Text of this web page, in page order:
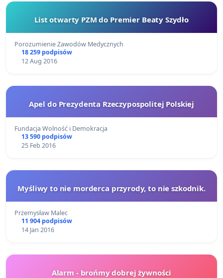
List otwarty PZM do Premier Beaty Szydło
Porozumienie Zawodów Medycznych
18 259 podpisów
12 Aug 2016
Apel do Prezydenta Rzeczypospolitej Polskiej
Fundacja Wolność i Demokracja
13 590 podpisów
25 Feb 2016
Myśliwy to nie morderca przyrody, to nie szkodnik.
Przemysław Malec
11 904 podpisów
14 Jan 2016
Alarm - brońmy dobrej żywności